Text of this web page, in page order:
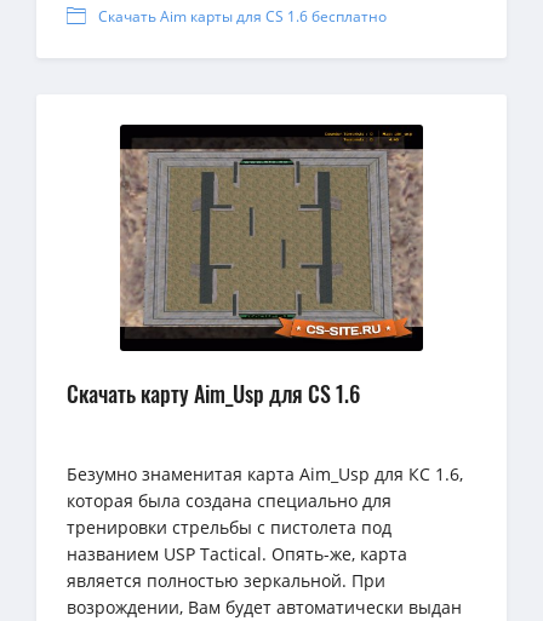
Скачать Aim карты для CS 1.6 бесплатно
Скачать карту Aim_Usp для CS 1.6
Безумно знаменитая карта Aim_Usp для КС 1.6,
которая была создана специально для
тренировки стрельбы с пистолета под
названием USP Tactical. Опять-же, карта
является полностью зеркальной. При
возрождении, Вам будет автоматически выдан